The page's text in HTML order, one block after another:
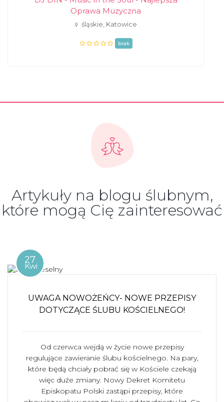
Oprawa Muzyczna
śląskie, Katowice
brak
Artykuły na blogu ślubnym,
które mogą Cię zainteresować
27
Kwi
UWAGA NOWOŻEŃCY- NOWE PRZEPISY
DOTYCZĄCE ŚLUBU KOŚCIELNEGO!
Od czerwca wejdą w życie nowe przepisy
regulujące zawieranie ślubu kościelnego. Na pary,
które będą chciały pobrać się w Kościele czekają
więc duże zmiany. Nowy Dekret Komitetu
Episkopatu Polski zastąpi przepisy, które